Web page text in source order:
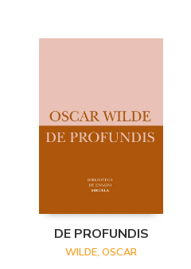
DE PROFUNDIS
WILDE, OSCAR